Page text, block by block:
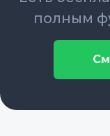
полным